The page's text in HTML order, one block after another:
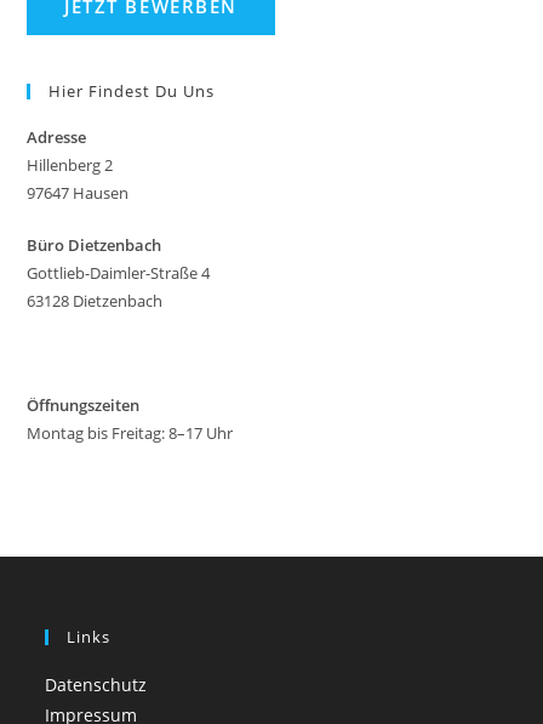
Hier Findest Du Uns
Adresse
Hillenberg 2
97647 Hausen
Büro Dietzenbach
Gottlieb-Daimler-Straße 4
63128 Dietzenbach
Öffnungszeiten
Montag bis Freitag: 8–17 Uhr
Links
Datenschutz
Impressum